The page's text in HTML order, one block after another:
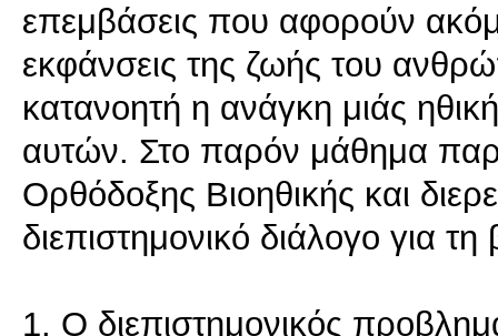
επεμβάσεις που αφορούν
εκφάνσεις της ζωής του
κατανοητή η ανάγκη μιάς
αυτών. Στο παρόν μάθημα
Ορθόδοξης Βιοηθικής και
διεπιστημονικό διάλογο για τη
1. Ο διεπιστημονικός